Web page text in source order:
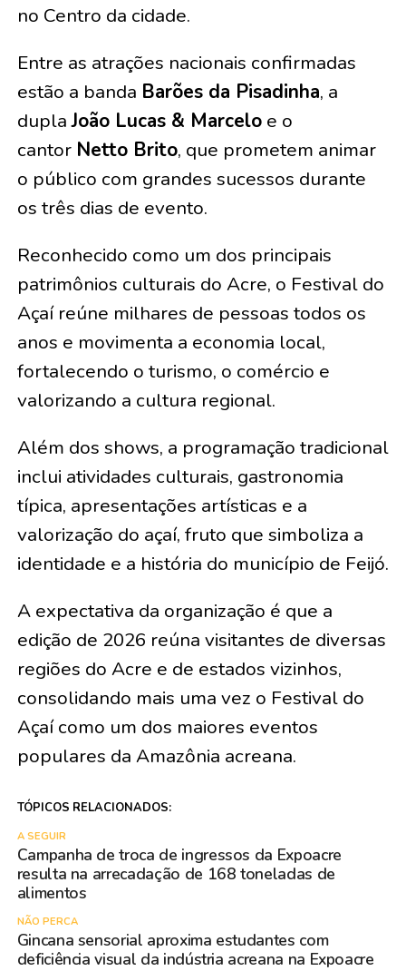
no Centro da cidade.
Entre as atrações nacionais confirmadas
estão a banda Barões da Pisadinha, a
duplaJoão Lucas & Marceloe o
cantor Netto Brito, que prometem animar
o público com grandes sucessos durante
os três dias de evento.
Reconhecido como um dos principais
patrimônios culturais do Acre, o Festival do
Açaí reúne milhares de pessoas todos os
anos e movimenta a economia local,
fortalecendo o turismo, o comércio e
valorizando a cultura regional.
Além dos shows, a programação tradicional
inclui atividades culturais, gastronomia
típica, apresentações artísticas e a
valorização do açaí, fruto que simboliza a
identidade e a história do município de Feijó.
A expectativa da organização é que a
edição de 2026 reúna visitantes de diversas
regiões do Acre e de estados vizinhos,
consolidando mais uma vez o Festival do
Açaí como um dos maiores eventos
populares da Amazônia acreana.
TÓPICOS RELACIONADOS:
A SEGUIR
Campanha de troca de ingressos da Expoacre
resulta na arrecadação de 168 toneladas de
alimentos
NÃO PERCA
Gincana sensorial aproxima estudantes com
deficiência visual da indústria acreana na Expoacre